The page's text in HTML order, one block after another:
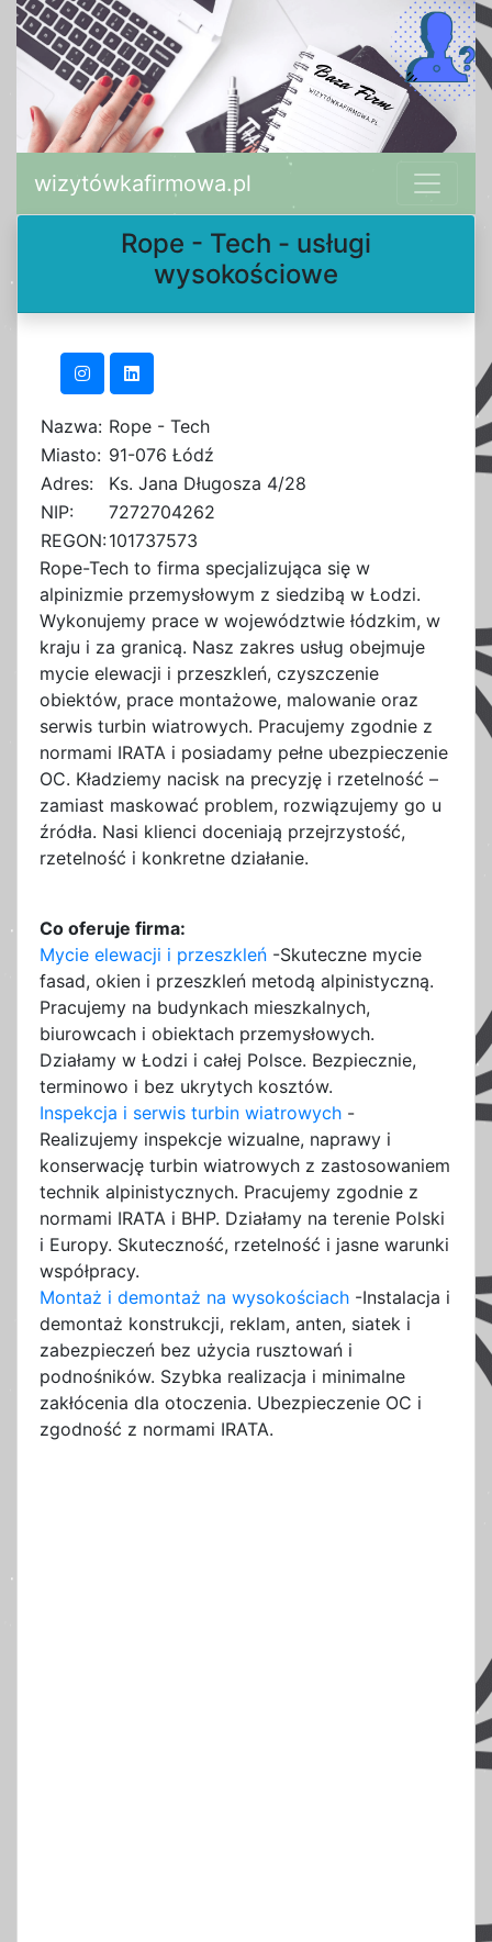
wizytówkafirmowa.pl
Rope - Tech - usługi
wysokościowe
Nazwa: Rope - Tech
Miasto: 91-076 Łódź
Adres:
Ks. Jana Długosza 4/28
NIP:
7272704262
REGON:101737573
Rope-Tech to firma specjalizująca się w
alpinizmie przemysłowym z siedzibą w Łodzi.
Wykonujemy prace w województwie łódzkim, w
kraju i za granicą. Nasz zakres usług obejmuje
mycie elewacji i przeszkleń, czyszczenie
obiektów, prace montażowe, malowanie oraz
serwis turbin wiatrowych. Pracujemy zgodnie z
normami IRATA i posiadamy pełne ubezpieczenie
OC. Kładziemy nacisk na precyzję i rzetelność –
zamiast maskować problem, rozwiązujemy go u
źródła. Nasi klienci doceniają przejrzystość,
rzetelność i konkretne działanie.
Co oferuje firma:
Mycie elewacji i przeszkleń -Skuteczne mycie
fasad, okien i przeszkleń metodą alpinistyczną.
Pracujemy na budynkach mieszkalnych,
biurowcach i obiektach przemysłowych.
Działamy w Łodzi i całej Polsce. Bezpiecznie,
terminowo i bez ukrytych kosztów.
Inspekcja i serwis turbin wiatrowych -
Realizujemy inspekcje wizualne, naprawy i
konserwację turbin wiatrowych z zastosowaniem
technik alpinistycznych. Pracujemy zgodnie z
normami IRATA i BHP. Działamy na terenie Polski
i Europy. Skuteczność, rzetelność i jasne warunki
współpracy.
Montaż i demontaż na wysokościach -Instalacja i
demontaż konstrukcji, reklam, anten, siatek i
zabezpieczeń bez użycia rusztowań i
podnośników. Szybka realizacja i minimalne
zakłócenia dla otoczenia. Ubezpieczenie OC i
zgodność z normami IRATA.